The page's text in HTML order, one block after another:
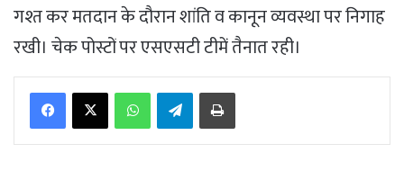
गश्त कर मतदान के दौरान शांति व कानून व्यवस्था पर निगाह
रखी। चेक पोस्टों पर एसएसटी टीमें तैनात रही।
Telegram